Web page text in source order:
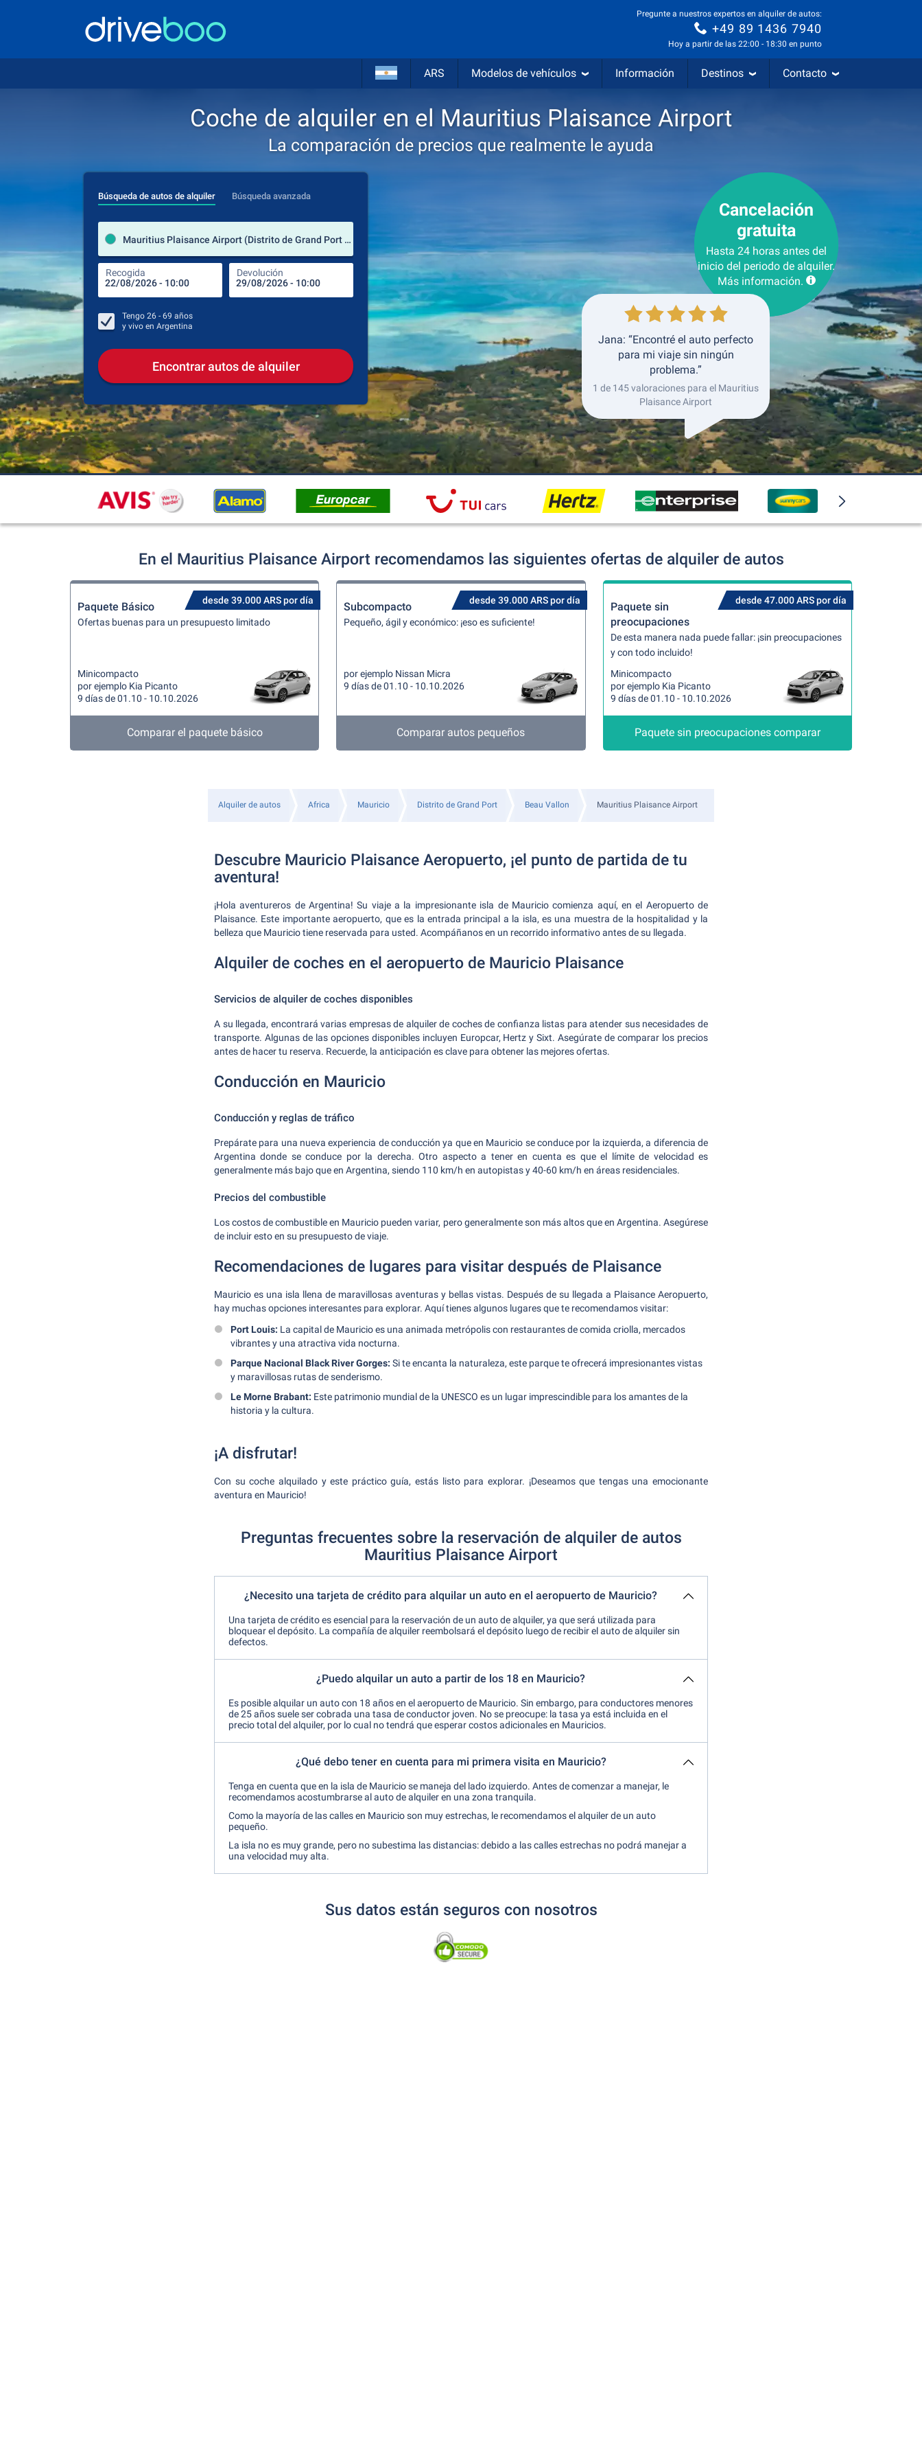
Pregunte a nuestros expertos en alquiler de autos:
+49 89 1436 7940
Hoy a partir de las 22:00 - 18:30 en punto
ARS Modelos de vehículos Información Destinos Contacto
Coche de alquiler en el Mauritius Plaisance Airport
La comparación de precios que realmente le ayuda
Búsqueda de autos de alquiler Búsqueda avanzada
Mauritius Plaisance Airport (Distrito de Grand Port / Mauricio)
Recogida Devolución Lugar de devolución
Recogida Devolución
Tengo 26 - 69 años
y vivo en Argentina
Encontrar autos de alquiler
Cancelación
gratuita
Hasta 24 horas antes del
inicio del periodo de alquiler.
Más información.
Jana: “Encontré el auto perfecto
para mi viaje sin ningún
problema.”
1 de 145 valoraciones para el Mauritius
Plaisance Airport
En el Mauritius Plaisance Airport recomendamos las siguientes ofertas de alquiler de autos
desde 39.000 ARS por día
Paquete Básico
Ofertas buenas para un presupuesto limitado
Minicompacto
por ejemplo Kia Picanto
9 días de 01.10 - 10.10.2026
Comparar el paquete básico
desde 39.000 ARS por día
Subcompacto
Pequeño, ágil y económico: ¡eso es suficiente!
por ejemplo Nissan Micra
9 días de 01.10 - 10.10.2026
Comparar autos pequeños
desde 47.000 ARS por día
Paquete sin
preocupaciones
De esta manera nada puede fallar: ¡sin preocupaciones
y con todo incluido!
Minicompacto
por ejemplo Kia Picanto
9 días de 01.10 - 10.10.2026
Paquete sin preocupaciones comparar
Alquiler de autos Africa Mauricio Distrito de Grand Port Beau Vallon Mauritius Plaisance Airport
Descubre Mauricio Plaisance Aeropuerto, ¡el punto de partida de tu
aventura!
¡Hola aventureros de Argentina! Su viaje a la impresionante isla de Mauricio comienza aquí, en el Aeropuerto de
Plaisance. Este importante aeropuerto, que es la entrada principal a la isla, es una muestra de la hospitalidad y la
belleza que Mauricio tiene reservada para usted. Acompáñanos en un recorrido informativo antes de su llegada.
Alquiler de coches en el aeropuerto de Mauricio Plaisance
Servicios de alquiler de coches disponibles
A su llegada, encontrará varias empresas de alquiler de coches de confianza listas para atender sus necesidades de
transporte. Algunas de las opciones disponibles incluyen Europcar, Hertz y Sixt. Asegúrate de comparar los precios
antes de hacer tu reserva. Recuerde, la anticipación es clave para obtener las mejores ofertas.
Conducción en Mauricio
Conducción y reglas de tráfico
Prepárate para una nueva experiencia de conducción ya que en Mauricio se conduce por la izquierda, a diferencia de
Argentina donde se conduce por la derecha. Otro aspecto a tener en cuenta es que el límite de velocidad es
generalmente más bajo que en Argentina, siendo 110 km/h en autopistas y 40-60 km/h en áreas residenciales.
Precios del combustible
Los costos de combustible en Mauricio pueden variar, pero generalmente son más altos que en Argentina. Asegúrese
de incluir esto en su presupuesto de viaje.
Recomendaciones de lugares para visitar después de Plaisance
Mauricio es una isla llena de maravillosas aventuras y bellas vistas. Después de su llegada a Plaisance Aeropuerto,
hay muchas opciones interesantes para explorar. Aquí tienes algunos lugares que te recomendamos visitar:
Port Louis: La capital de Mauricio es una animada metrópolis con restaurantes de comida criolla, mercados
vibrantes y una atractiva vida nocturna.
Parque Nacional Black River Gorges: Si te encanta la naturaleza, este parque te ofrecerá impresionantes vistas
y maravillosas rutas de senderismo.
Le Morne Brabant: Este patrimonio mundial de la UNESCO es un lugar imprescindible para los amantes de la
historia y la cultura.
¡A disfrutar!
Con su coche alquilado y este práctico guía, estás listo para explorar. ¡Deseamos que tengas una emocionante
aventura en Mauricio!
Preguntas frecuentes sobre la reservación de alquiler de autos
Mauritius Plaisance Airport
¿Necesito una tarjeta de crédito para alquilar un auto en el aeropuerto de Mauricio?
Una tarjeta de crédito es esencial para la reservación de un auto de alquiler, ya que será utilizada para
bloquear el depósito. La compañía de alquiler reembolsará el depósito luego de recibir el auto de alquiler sin
defectos.
¿Puedo alquilar un auto a partir de los 18 en Mauricio?
Es posible alquilar un auto con 18 años en el aeropuerto de Mauricio. Sin embargo, para conductores menores
de 25 años suele ser cobrada una tasa de conductor joven. No se preocupe: la tasa ya está incluida en el
precio total del alquiler, por lo cual no tendrá que esperar costos adicionales en Mauricios.
¿Qué debo tener en cuenta para mi primera visita en Mauricio?
Tenga en cuenta que en la isla de Mauricio se maneja del lado izquierdo. Antes de comenzar a manejar, le
recomendamos acostumbrarse al auto de alquiler en una zona tranquila.
Como la mayoría de las calles en Mauricio son muy estrechas, le recomendamos el alquiler de un auto
pequeño.
La isla no es muy grande, pero no subestima las distancias: debido a las calles estrechas no podrá manejar a
una velocidad muy alta.
Sus datos están seguros con nosotros